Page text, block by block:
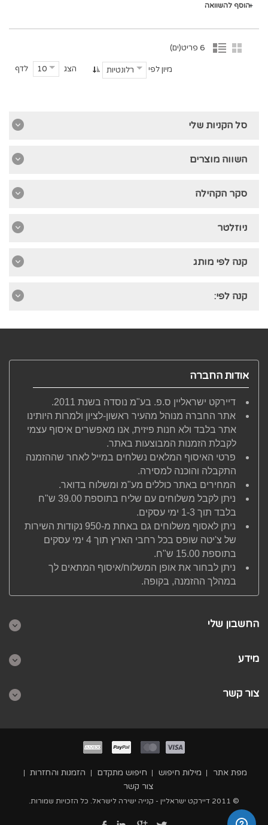
הוסף להשוואה
6 פריט(ים)
הצג 10 לדף מיון לפי רלונטיות
סל הקניות שלי
השווה מוצרים
סקר הקהילה
ניוזלטר
קנה לפי מותג
קנה לפי:
אודות החברה
דיירקט ישראליין ס.פ. בע"מ נוסדה בשנת 2011.
אתר החברה מנוהל מהעיר ראשון-לציון ולמרות היותינו
אתר בלבד ולא חנות פיזית, אנו מאפשרים איסוף עצמי
לקבלת הזמנות המבוצעות באתר.
פרטי האיסוף המלאים נשלחים במייל לאחר שההזמנה
התקבלה והוכנה למסירה.
המחירים באתר כוללים מע"מ ומשלוח בדואר.
ניתן לקבל משלוחים עם שליח בתוספת 39.00 ש"ח
בלבד תוך 1-3 ימי עסקים.
ניתן לאסוף משלוחים גם באחת מ-950 נקודות השירות
של צ'יטה שופס בכל רחבי הארץ תוך 4 ימי עסקים
בתוספת 15.00 ש"ח.
ניתן לבחור את אופן המשלוח/איסוף המתאים לך
במהלך ההזמנה, בקופה.
החשבון שלי
מידע
צור קשר
מפת אתר מילות חיפוש חיפוש מתקדם
הזמנות והחזרות
צור קשר
© 2011 דיירקט ישראליין - קנייה ישירה לישראל. כל הזכויות שמורות.